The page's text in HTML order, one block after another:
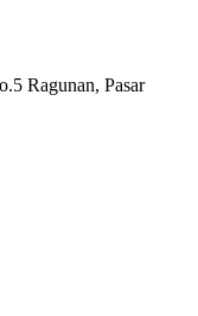
Ragunan, Pasar